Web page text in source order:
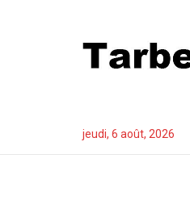
jeudi, 6 août, 2026